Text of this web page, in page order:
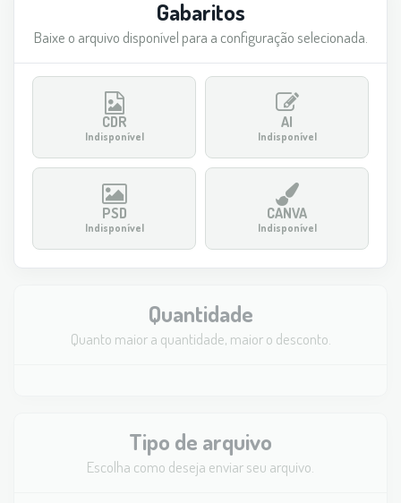
Gabaritos
Baixe o arquivo disponível para a configuração selecionada.
CDR
Indisponível
AI
Indisponível
PSD
Indisponível
CANVA
Indisponível
Quantidade
Quanto maior a quantidade, maior o desconto.
Tipo de arquivo
Escolha como deseja enviar seu arquivo.